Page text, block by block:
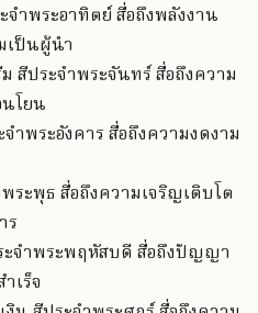
ำพระอาทิตย์ สื่อถึงพลังงาน
เป็นผู้นำ
สีประจำพระจันทร์ สื่อถึงความ
โยน
ำพระอังคาร สื่อถึงความงดงาม
ระพุธ สื่อถึงความเจริญเติบโต
ร
จำพระพฤหัสบดี สื่อถึงปัญญา
เร็จ